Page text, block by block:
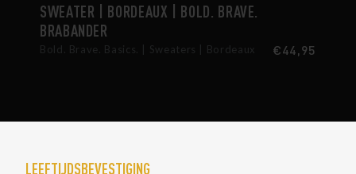
SWEATER | BORDEAUX | BOLD. BRAVE.
BRABANDER
Bold. Brave. Basics. Sweaters Bordeaux €44,95
LEEFTIJDSBEVESTIGING